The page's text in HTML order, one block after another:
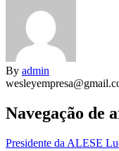
By admin
Navegação de
Presidente da ALESE